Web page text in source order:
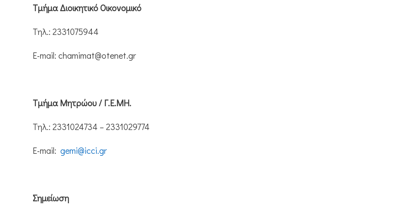
Τμήμα Διοικητικό Οικονομικό
Τηλ.: 2331075944
E-mail: chamimat@otenet.gr
Τμήμα Μητρώου / Γ.Ε.ΜΗ.
Τηλ.: 2331024734 – 2331029774
E-mail: gemi@icci.gr
Σημείωση